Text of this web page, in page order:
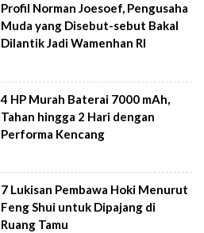
Profil Norman Joesoef, Pengusaha
Muda yang Disebut-sebut Bakal
Dilantik Jadi Wamenhan RI
4 HP Murah Baterai 7000 mAh,
Tahan hingga 2 Hari dengan
Performa Kencang
7 Lukisan Pembawa Hoki Menurut
Feng Shui untuk Dipajang di
Ruang Tamu